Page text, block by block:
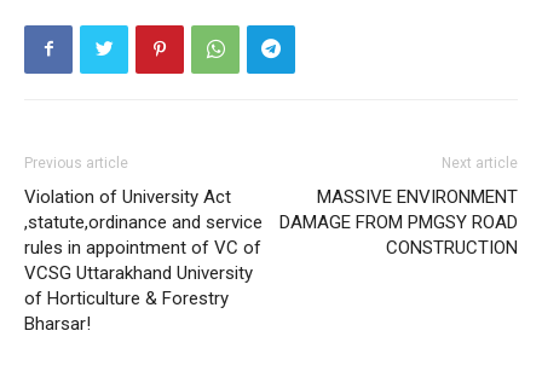
Previous article
Violation of University Act
,statute,ordinance and service
rules in appointment of VC of
VCSG Uttarakhand University
of Horticulture & Forestry
Bharsar!
Next article
MASSIVE ENVIRONMENT
DAMAGE FROM PMGSY ROAD
CONSTRUCTION